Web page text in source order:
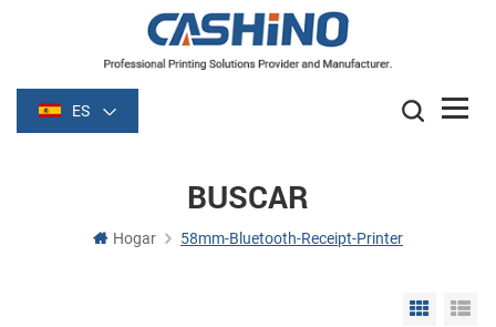
ES
BUSCAR
Hogar 58mm-Bluetooth-Receipt-Printer
Grid